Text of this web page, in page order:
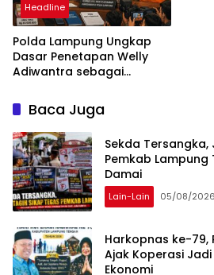
Headline
Polda Lampung Ungkap
Dasar Penetapan Welly
Adiwantra sebagai
Diperiksa
Baca Juga
Sekda Tersangka,
Pemkab Lampung
Damai
Lain-Lain 05/08/2026
Harkopnas ke-79,
Ajak Koperasi
Ekonomi